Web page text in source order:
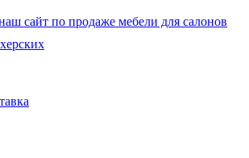
сайт по продаже мебели для салонов